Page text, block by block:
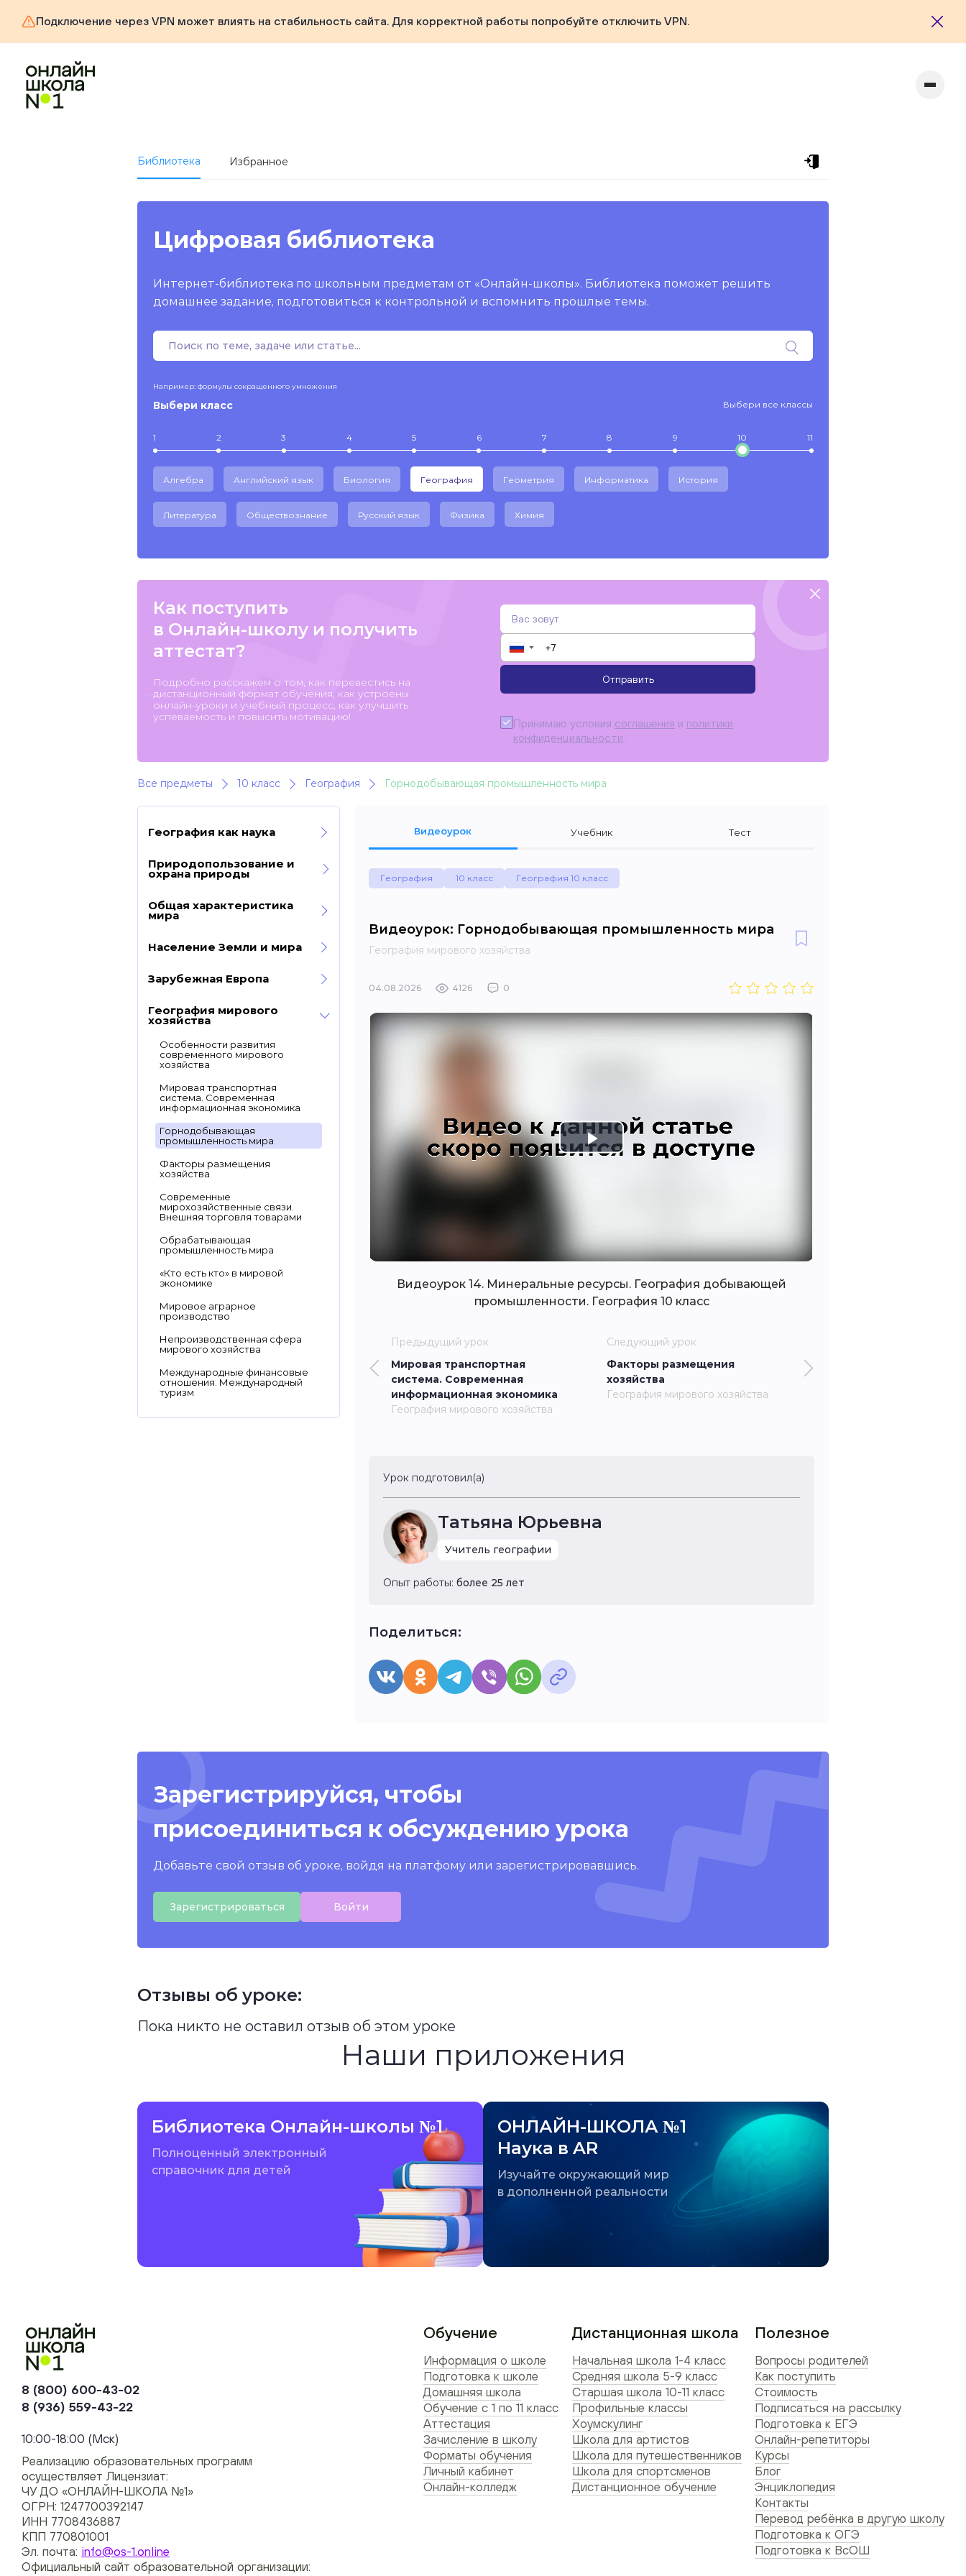
Подключение через VPN может влиять на стабильность сайта. Для корректной работы попробуйте отключить VPN.
Библиотека Избранное
Цифровая библиотека
Интернет-библиотека по школьным предметам от «Онлайн-школы». Библиотека поможет решить
домашнее задание, подготовиться к контрольной и вспомнить прошлые темы.
Например: формулы сокращенного умножения
Выбери класс Выбери все классы
1 2 3 4 5 6 7 8 9 10 11
Алгебра Английский язык Биология География Геометрия Информатика История
Литература Обществознание Русский язык Физика Химия
Как поступить
в Онлайн-школу и получить
аттестат?
Подробно расскажем о том, как перевестись на
дистанционный формат обучения, как устроены
онлайн-уроки и учебный процесс, как улучшить
успеваемость и повысить мотивацию!
▼
Отправить
Принимаю условия соглашения и политики
конфиденциальности
Все предметы 10 класс География Горнодобывающая промышленность мира
География как наука
Природопользование и
охрана природы
Общая характеристика
мира
Население Земли и мира
Зарубежная Европа
География мирового
хозяйства
Особенности развития
современного мирового
хозяйства
Мировая транспортная
система. Современная
информационная экономика
Горнодобывающая
промышленность мира
Факторы размещения
хозяйства
Современные
мирохозяйственные связи.
Внешняя торговля товарами
Обрабатывающая
промышленность мира
«Кто есть кто» в мировой
экономике
Мировое аграрное
производство
Непроизводственная сфера
мирового хозяйства
Международные финансовые
отношения. Международный
туризм
Видеоурок Учебник Тест
География 10 класс География 10 класс
Видеоурок: Горнодобывающая промышленность мира
География мирового хозяйства
04.08.2026 4126 0
Play
Видеоурок 14. Минеральные ресурсы. География добывающей
промышленности. География 10 класс
Предыдущий урок
Мировая транспортная
система. Современная
информационная экономика
География мирового хозяйства
Следующий урок
Факторы размещения
хозяйства
География мирового хозяйства
Урок подготовил(а)
Татьяна Юрьевна
Учитель географии
Опыт работы: более 25 лет
Поделиться:
Зарегистрируйся, чтобы
присоединиться к обсуждению урока
Добавьте свой отзыв об уроке, войдя на платфому или зарегистрировавшись.
Зарегистрироваться Войти
Отзывы об уроке:
Пока никто не оставил отзыв об этом уроке
Наши приложения
Библиотека Онлайн-школы №1
Полноценный электронный
справочник для детей
ОНЛАЙН-ШКОЛА №1
Наука в AR
Изучайте окружающий мир
в дополненной реальности
8 (800) 600-43-02
8 (936) 559-43-22
10:00-18:00 (Мск)
Реализацию образовательных программ
осуществляет Лицензиат:
ЧУ ДО «ОНЛАЙН-ШКОЛА №1»
ОГРН: 1247700392147
ИНН 7708436887
КПП 770801001
Эл. почта: info@os-1.online
Официальный сайт образовательной организации:
Обучение
Информация о школе
Подготовка к школе
Домашняя школа
Обучение с 1 по 11 класс
Аттестация
Зачисление в школу
Форматы обучения
Личный кабинет
Онлайн-колледж
Полезное
Вопросы родителей
Как поступить
Стоимость
Подписаться на рассылку
Подготовка к ЕГЭ
Онлайн-репетиторы
Курсы
Блог
Энциклопедия
Контакты
Перевод ребёнка в другую школу
Подготовка к ОГЭ
Подготовка к ВсОШ
Дистанционная школа
Начальная школа 1-4 класс
Средняя школа 5-9 класс
Старшая школа 10-11 класс
Профильные классы
Хоумскулинг
Школа для артистов
Школа для путешественников
Школа для спортсменов
Дистанционное обучение